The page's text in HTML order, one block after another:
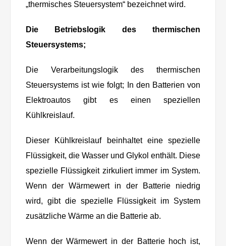
„thermisches Steuersystem“ bezeichnet wird.
Die Betriebslogik des thermischen
Steuersystems;
Die Verarbeitungslogik des thermischen
Steuersystems ist wie folgt; In den Batterien von
Elektroautos gibt es einen speziellen
Kühlkreislauf.
Dieser Kühlkreislauf beinhaltet eine spezielle
Flüssigkeit, die Wasser und Glykol enthält. Diese
spezielle Flüssigkeit zirkuliert immer im System.
Wenn der Wärmewert in der Batterie niedrig
wird, gibt die spezielle Flüssigkeit im System
zusätzliche Wärme an die Batterie ab.
Wenn der Wärmewert in der Batterie hoch ist,